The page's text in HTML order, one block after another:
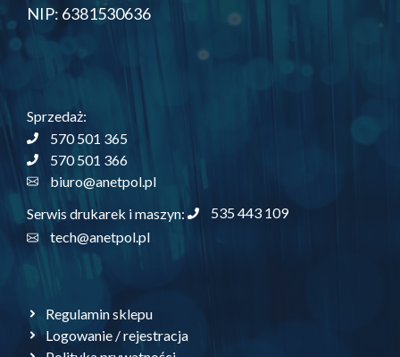
NIP: 6381530636
Sprzedaż:
570 501 365
570 501 366
biuro@anetpol.pl
Serwis drukarek i maszyn:
535 443 109
tech@anetpol.pl
Regulamin sklepu
Logowanie / rejestracja